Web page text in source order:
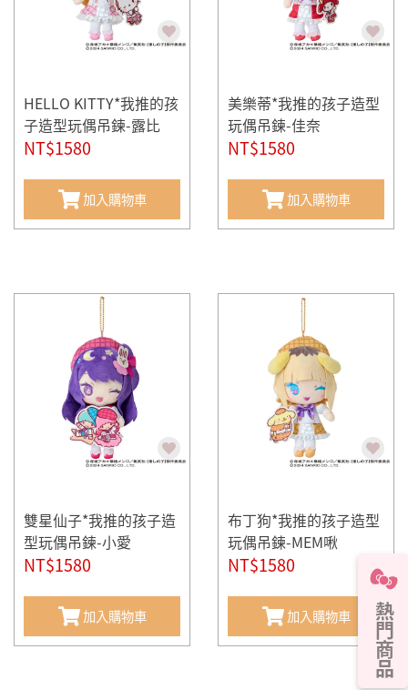
熱門商品
HELLO KITTY*我推的孩
子造型玩偶吊鍊-露比
NT$1580
加入購物車
美樂蒂*我推的孩子造型
玩偶吊鍊-佳奈
NT$1580
加入購物車
雙星仙子*我推的孩子造
型玩偶吊鍊-小愛
NT$1580
加入購物車
布丁狗*我推的孩子造型
玩偶吊鍊-MEM啾
NT$1580
加入購物車